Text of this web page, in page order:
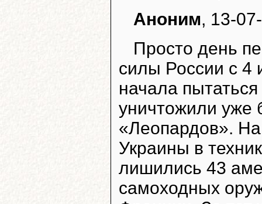
Аноним, 13-
Просто день
силы России с 4
начала
уничтожили уже
«Леопардов».
Украины в
лишились 43
самоходных